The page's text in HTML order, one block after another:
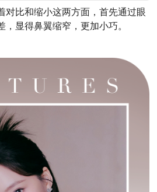
对比和缩小这两方面，首先通过眼
，显得鼻翼缩窄，更加小巧。